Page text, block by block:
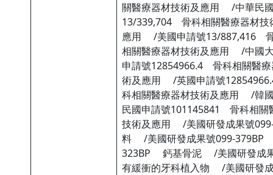
關醫療器材技術及應用 /中華民
13/339,704 骨科相關醫療器材
應用 /美國申請號13/887,416
相關醫療器材技術及應用 /中國
申請號12854966.4 骨科相關醫
術及應用 /英國申請號
科相關醫療器材技術及應用 /韓
民國申請號101145841 骨科相
技術及應用 /美國研發成果號
料 /美國研發成果號099-379BP
323BP 鈣基骨泥 /美國研發成
有緩衝的牙科植入物 /美國研發